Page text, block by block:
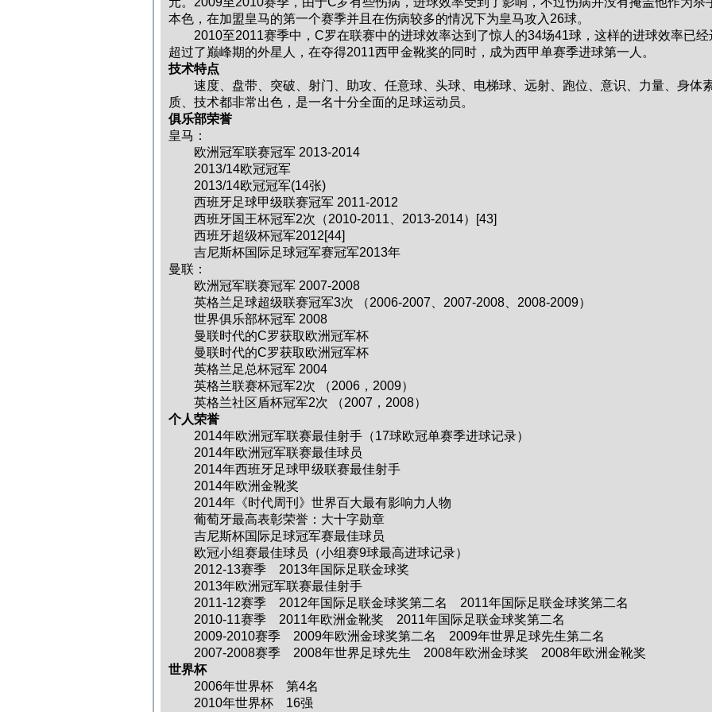
本色，在加盟皇马的第一个赛季并且在伤病较多的情况下为皇马攻入26球。
2010至2011赛季中，C罗在联赛中的进球效率达到了惊人的34场41球，这样的进球效率已经
超过了巅峰期的外星人，在夺得2011西甲金靴奖的同时，成为西甲单赛季进球第一人。
技术特点
速度、盘带、突破、射门、助攻、任意球、头球、电梯球、远射、跑位、意识、力量、身体
质、技术都非常出色，是一名十分全面的足球运动员。
俱乐部荣誉
皇马：
欧洲冠军联赛冠军 2013-2014
2013/14欧冠冠军
2013/14欧冠冠军(14张)
西班牙足球甲级联赛冠军 2011-2012
西班牙国王杯冠军2次（2010-2011、2013-2014）[43]
西班牙超级杯冠军2012[44]
吉尼斯杯国际足球冠军赛冠军2013年
曼联：
欧洲冠军联赛冠军 2007-2008
英格兰足球超级联赛冠军3次 （2006-2007、2007-2008、2008-2009）
世界俱乐部杯冠军 2008
曼联时代的C罗获取欧洲冠军杯
曼联时代的C罗获取欧洲冠军杯
英格兰足总杯冠军 2004
英格兰联赛杯冠军2次 （2006，2009）
英格兰社区盾杯冠军2次 （2007，2008）
个人荣誉
2014年欧洲冠军联赛最佳射手（17球欧冠单赛季进球记录）
2014年欧洲冠军联赛最佳球员
2014年西班牙足球甲级联赛最佳射手
2014年欧洲金靴奖
2014年《时代周刊》世界百大最有影响力人物
葡萄牙最高表彰荣誉：大十字勋章
吉尼斯杯国际足球冠军赛最佳球员
欧冠小组赛最佳球员（小组赛9球最高进球记录）
2012-13赛季 2013年国际足联金球奖
2013年欧洲冠军联赛最佳射手
2011-12赛季 2012年国际足联金球奖第二名 2011年国际足联金球奖第二名
2010-11赛季 2011年欧洲金靴奖 2011年国际足联金球奖第二名
2009-2010赛季 2009年欧洲金球奖第二名 2009年世界足球先生第二名
2007-2008赛季 2008年世界足球先生 2008年欧洲金球奖 2008年欧洲金靴奖
世界杯
2006年世界杯 第4名
2010年世界杯 16强